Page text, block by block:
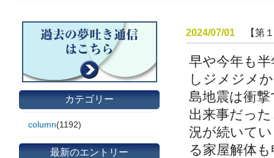
カテゴリー
column(1192)
最新のエントリー
2024/07/01 【第
早や今年も
しジメジメ
島地震は衝
出来事だっ
況が続いて
る家屋解体